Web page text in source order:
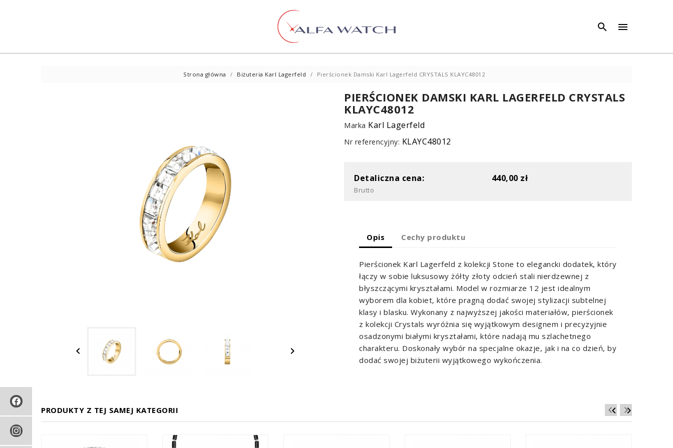
 
Strona główna Biżuteria Karl Lagerfeld Pierścionek Damski Karl Lagerfeld CRYSTALS KLAYC48012
 
PIERŚCIONEK DAMSKI KARL LAGERFELD CRYSTALS
KLAYC48012
Marka Karl Lagerfeld
Nr referencyjny: KLAYC48012
Detaliczna cena: 440,00 zł
Brutto
Opis Cechy produktu
Pierścionek Karl Lagerfeld z kolekcji Stone to elegancki dodatek, który
łączy w sobie luksusowy żółty złoty odcień stali nierdzewnej z
błyszczącymi kryształami. Model w rozmiarze 12 jest idealnym
wyborem dla kobiet, które pragną dodać swojej stylizacji subtelnej
klasy i blasku. Wykonany z najwyższej jakości materiałów, pierścionek
z kolekcji Crystals wyróżnia się wyjątkowym designem i precyzyjnie
osadzonymi białymi kryształami, które nadają mu szlachetnego
charakteru. Doskonały wybór na specjalne okazje, jak i na co dzień, by
dodać swojej biżuterii wyjątkowego wykończenia.
PRODUKTY Z TEJ SAMEJ KATEGORII  